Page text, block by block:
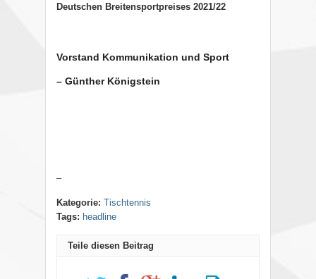
Deutschen Breitensportpreises 2021/22
Vorstand Kommunikation und Sport
– Günther Königstein
–
Kategorie: Tischtennis
Tags: headline
Teile diesen Beitrag